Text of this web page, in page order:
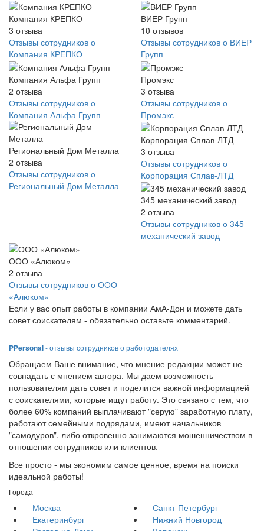
Компания КРЕПКО
3 отзыва
Отзывы сотрудников о
Компания КРЕПКО
ВИЕР Групп
10 отзывов
Отзывы сотрудников о ВИЕР
Групп
Компания Альфа Групп
2 отзыва
Отзывы сотрудников о
Компания Альфа Групп
Промэкс
3 отзыва
Отзывы сотрудников о
Промэкс
Региональный Дом Металла
2 отзыва
Отзывы сотрудников о
Региональный Дом Металла
Корпорация Сплав-ЛТД
3 отзыва
Отзывы сотрудников о
Корпорация Сплав-ЛТД
345 механический завод
2 отзыва
Отзывы сотрудников о 345
механический завод
ООО «Алюком»
2 отзыва
Отзывы сотрудников о ООО
«Алюком»
Если у вас опыт работы в компании АмА-Дон и можете дать
совет соискателям - обязательно оставьте комментарий.
PPersonal- отзывы сотрудников о работодателях
Обращаем Ваше внимание, что мнение редакции может не
совпадать с мнением автора. Мы даем возможность
пользователям дать совет и поделится важной информацией
с соискателями, которые ищут работу. Это связано с тем, что
более 60% компаний выплачивают "серую" заработную плату,
работают семейными подрядами, имеют начальников
"самодуров", либо откровенно занимаются мошенничеством в
отношении сотрудников или клиентов.
Все просто - мы экономим самое ценное, время на поиски
идеальной работы!
Города
Москва
Санкт-Петербург
Екатеринбург
Нижний Новгород